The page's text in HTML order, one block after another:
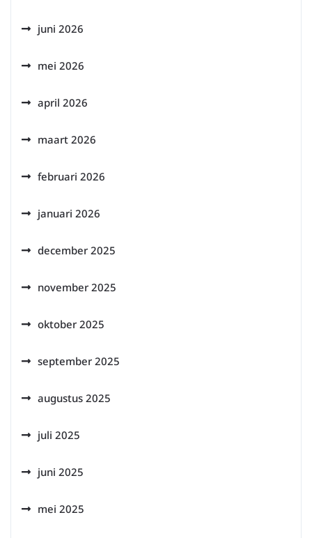
juni 2026
mei 2026
april 2026
maart 2026
februari 2026
januari 2026
december 2025
november 2025
oktober 2025
september 2025
augustus 2025
juli 2025
juni 2025
mei 2025